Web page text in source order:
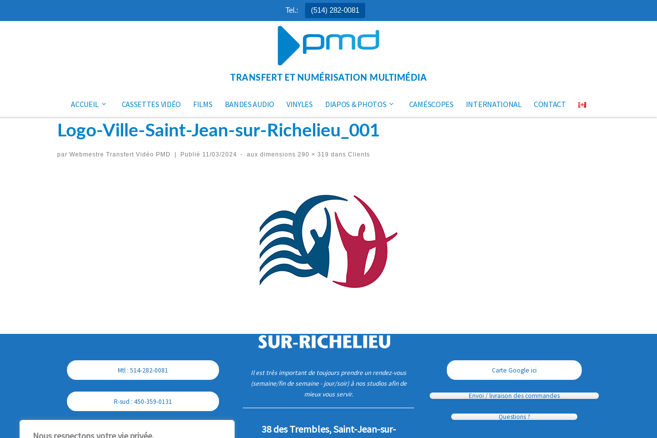
Tel.: (514) 282-0081
TRANSFERT ET NUMÉRISATION MULTIMÉDIA
ACCUEIL CASSETTES VIDÉO FILMS BANDES AUDIO VINYLES DIAPOS & PHOTOS CAMÉSCOPES INTERNATIONAL CONTACT
Logo-Ville-Saint-Jean-sur-Richelieu_001
par Webmestre Transfert Vidéo PMD Publié 11/03/2024 - aux dimensions 290 × 319 dans Clients
Mtl : 514-282-0081
R-sud : 450-359-0131
Cell : 450-357-7897
Il est très important de toujours prendre un rendez-vous
(semaine/fin de semaine - jour/soir) à nos studios afin de
mieux vous servir.
38 des Trembles, Saint-Jean-sur-
Carte Google ici
Envoi / livraison des commandes
Questions ?